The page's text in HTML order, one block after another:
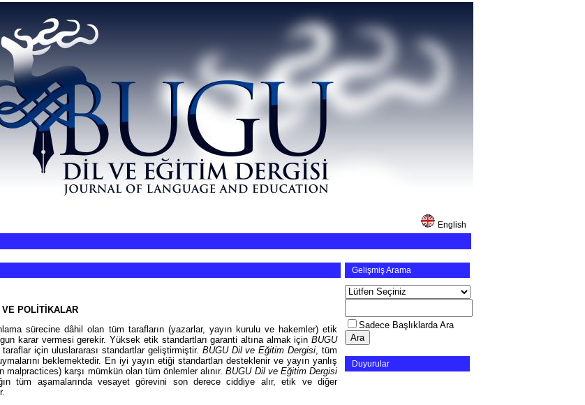
English
VE POLİTİKALAR
sürecine dâhil olan tüm tarafların (yazarlar, yayın kurulu ve hakemler) etik
karar vermesi gerekir. Yüksek etik standartları garanti altına almak için BUGU
için uluslararası standartlar geliştirmiştir. BUGU Dil ve Eğitim Dergisi , tüm
beklemektedir. En iyi yayın etiği standartları desteklenir ve yayın yanlış
malpractices) karşı mümkün olan tüm önlemler alınır.BUGU Dil ve Eğitim Dergisi
tüm aşamalarında vesayet görevini son derece ciddiye alır, etik ve diğer
Gelişmiş Arama
Sadece Başlıklarda Ara
Duyurular